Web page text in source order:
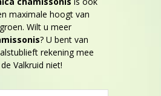
maximale hoogt van
Wilt u meer
? U bent van
rekening mee
Valkruid niet!